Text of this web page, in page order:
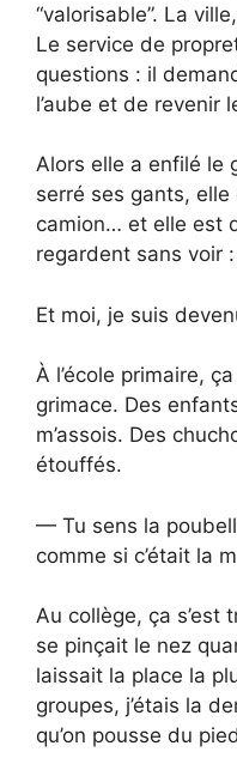
“valorisable”. La
Le service de
questions : il
l’aube et de revenir
Alors elle a enfilé le
serré ses gants, elle
camion… et elle est
regardent sans voir
Et moi, je suis
À l’école primaire,
grimace. Des
m’assois. Des
étouffés.
— Tu sens la
comme si c’était la
Au collège, ça s’est
se pinçait le nez
laissait la place la
groupes, j’étais la
qu’on pousse du